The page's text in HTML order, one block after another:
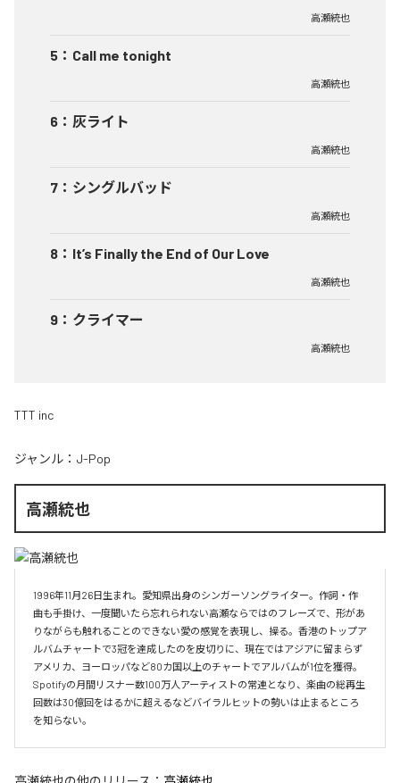
高瀬統也
5 ： Call me tonight
高瀬統也
6 ： 灰ライト
高瀬統也
7 ： シングルバッド
高瀬統也
8 ： It’s Finally the End of Our Love
高瀬統也
9 ： クライマー
高瀬統也
TTT inc
ジャンル： J-Pop
高瀬統也
1996年11月26日生まれ。愛知県出身のシンガーソングライター。作詞・作
曲も手掛け、一度聞いたら忘れられない高瀬ならではのフレーズで、形があ
りながらも触れることのできない愛の感覚を表現し、操る。香港のトップア
ルバムチャートで3冠を達成したのを皮切りに、現在ではアジアに留まらず
アメリカ、ヨーロッパなど80カ国以上のチャートでアルバムが1位を獲得。
Spotifyの月間リスナー数100万人アーティストの常連となり、楽曲の総再生
回数は30億回をはるかに超えるなどバイラルヒットの勢いは止まるところ
を知らない。